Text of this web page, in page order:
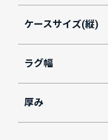
ケースサイズ(縦)
ラグ幅
厚み